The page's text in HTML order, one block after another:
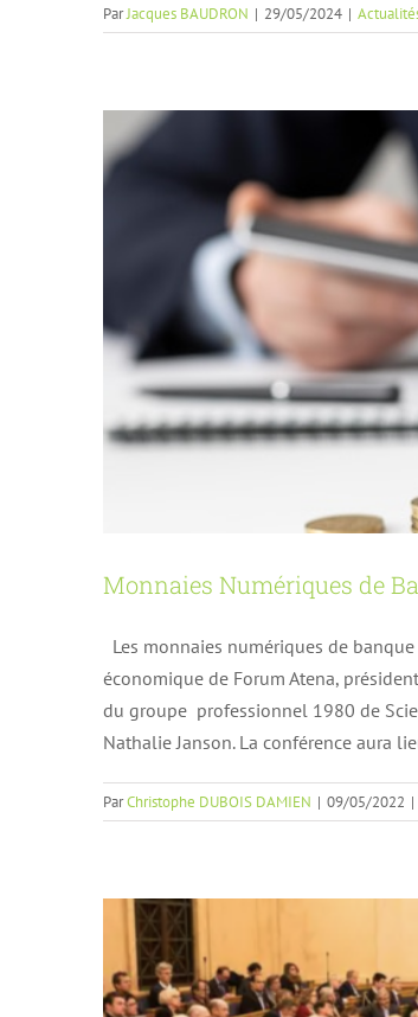
ParJacques BAUDRON | 29/05/2024 |
Monnaies Numériques de
Les monnaies numériques de
économique de Forum Atena,
du groupe professionnel 1980 de
Nathalie Janson. La conférence aura
ParChristophe DUBOIS DAMIEN | 09/05/2022 |
La fibre optique, la